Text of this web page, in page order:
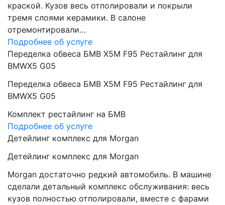
краской. Кузов весь отполировали и покрыли
тремя слоями керамики. В салоне
отремонтировали…
Подробнее об услуге
Переделка обвеса БМВ Х5М F95 Рестайлинг для
BMWX5 G05
Переделка обвеса БМВ Х5М F95 Рестайлинг для
BMWX5 G05
Комплект рестайлинг на БМВ
Подробнее об услуге
Детейлинг комплекс для Morgan
Детейлинг комплекс для Morgan
Morgan достаточно редкий автомобиль. В машине
сделали детальный комплекс обслуживания: весь
кузов полностью отполировали, вместе с фарами